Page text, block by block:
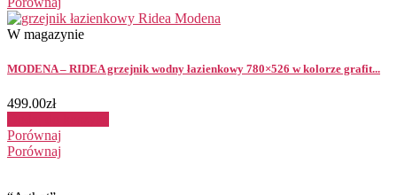
W magazynie
MODENA – RIDEA grzejnik wodny łazienkowy 780×526 w kolorze grafit...
499.00zł
Porównaj
Porównaj